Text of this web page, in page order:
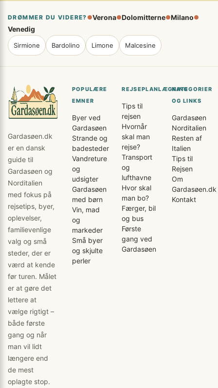
DRØMMER DU VIDERE? ●Verona●Dolomitterne●Milano●
Venedig
Sirmione Bardolino Limone Malcesine
Gardasøen.dk
er en dansk
guide til
Gardasøen og
Norditalien
med fokus på
rejsetips, byer,
oplevelser,
familievenlige
valg og små
steder, der er
værd at kende
før turen. Målet
er at gøre det
lettere at
vælge rigtigt –
både første
gang og når
man vil lidt
længere end
de mest
oplagte stop.
POPULÆRE
EMNER
Byer ved
Gardasøen
Strande og
badesteder
Vandreture
og
udsigter
Gardasøen
med børn
Vin, mad
og
markeder
Små byer
og skjulte
perler
REJSEPLANLÆGNING
Tips til
rejsen
Hvornår
skal man
rejse?
Transport
og
lufthavne
Hvor skal
man bo?
Færger, bil
og bus
Første
gang ved
Gardasøen
KATEGORIER
OG LINKS
Gardasøen
Norditalien
Resten af
Italien
Tips til
Rejsen
Om
Gardasøen.dk
Kontakt